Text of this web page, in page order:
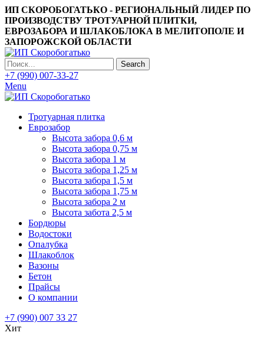
ИП СКОРОБОГАТЬКО - РЕГИОНАЛЬНЫЙ ЛИДЕР ПО
ПРОИЗВОДСТВУ ТРОТУАРНОЙ ПЛИТКИ,
ЕВРОЗАБОРА И ШЛАКОБЛОКА В МЕЛИТОПОЛЕ И
ЗАПОРОЖСКОЙ ОБЛАСТИ
Search
+7 (990) 007-33-27
Menu
Тротуарная плитка
Еврозабор
Высота забора 0,6 м
Высота забора 0,75 м
Высота забора 1 м
Высота забора 1,25 м
Высота забора 1,5 м
Высота забора 1,75 м
Высота забора 2 м
Высота забота 2,5 м
Бордюры
Водостоки
Опалубка
Шлакоблок
Вазоны
Бетон
Прайсы
О компании
+7 (990) 007 33 27
Хит